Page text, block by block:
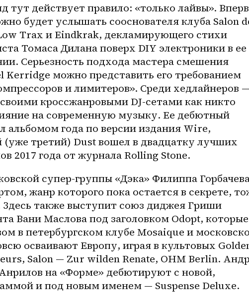
тут действует правило: «только лайвы».
будет услышать сооснователя клуба Salon
Trax и Eindkrak, декламирующего стихи
Томаса Дилана поверх DIY электроники в ее
Серьезность подхода мастера смешения
Kerridge можно представить его требованием
и лимитеров». Среди хедлайнеров —
кроссжанровыми DJ-сетами как никто
на современную музыку. Ее дебютный
альбомом года по версии издания Wire,
третий) Dust вошел в двадцатку лучших
2017 года от журнала Rolling Stone.
супер-группы «Дэка» Филиппа
жанр которого пока остается в секрете,
Здесь также выступит союз диджея Гриши
Вани Маслова под заголовком Odopt, которые
в петербургском клубе Mosaique и
осваивают Европу, играя в культовых
Salon — Zur wilden Renate, OHM Berlin.
на «Форме» дебютируют с новой,
и под новым именем — Suspense Deluxe.